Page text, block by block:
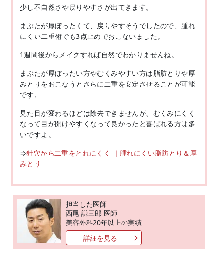
少し不自然さや戻りやすさが出てきます。
まぶたが厚ぼったくて、戻りやすそうでしたので、腫れ
にくい二重術でも3点止めでおこないました。
1週間後からメイクすれば自然でわかりませんね。
まぶたが厚ぼったい方やむくみやすい方は脂肪とりや厚
みとりをおこなうとさらに二重を安定させることが可能
です。
見た目が変わるほどは除去できませんが、むくみにくく
なって目が開けやすくなって良かったと喜ばれる方は多
いですよ。
⇒針穴から二重をとれにくく ｜腫れにくい脂肪とり＆厚
みとり
担当した医師
西尾 謙三郎 医師
美容外科20年以上の実績
詳細を見る